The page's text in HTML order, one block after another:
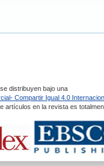
distribuyen bajo una
Compartir Igual 4.0
artículos en la revista es